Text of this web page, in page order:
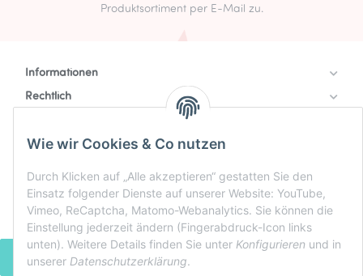
Wie wir Cookies & Co nutzen
Durch Klicken auf „Alle akzeptieren“ gestatten Sie den
Einsatz folgender Dienste auf unserer Website: YouTube,
Vimeo, ReCaptcha, Matomo-Webanalytics. Sie können die
Einstellung jederzeit ändern (Fingerabdruck-Icon links
unten). Weitere Details finden Sie unter Konfigurieren und in
unserer Datenschutzerklärung.
Produktsortiment per E-Mail zu.
Informationen
Rechtlich
VERTRAG WIDERRUFEN